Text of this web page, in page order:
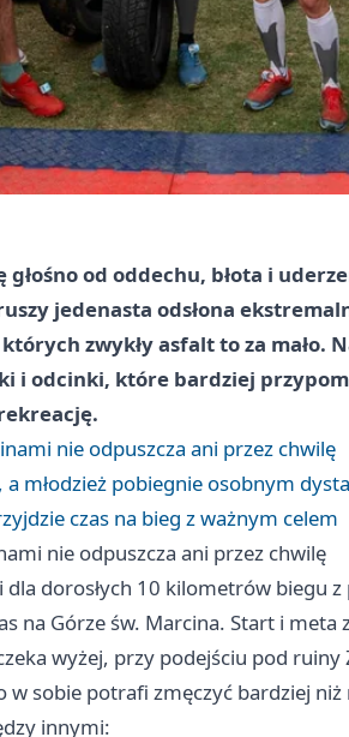
od oddechu, błota i
jedenasta odsłona
zwykły asfalt to za mało.
i odcinki, które bardziej
nie odpuszcza ani przez chwilę
a młodzież pobiegnie osobnym
czas na bieg z ważnym celem
nie odpuszcza ani przez chwilę
dorosłych 10 kilometrów biegu
na Górze św. Marcina. Start i meta
wyżej, przy podejściu pod
w sobie potrafi zmęczyć bardziej
innymi: